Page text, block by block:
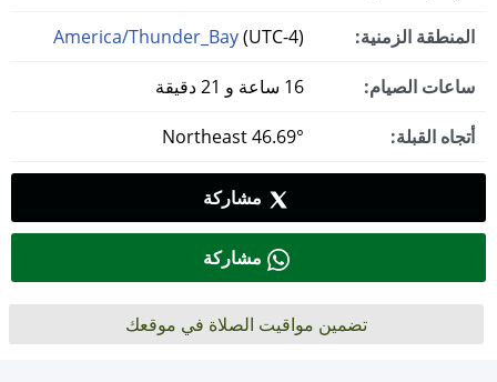
المنطقة الزمنية: America/Thunder_Bay(UTC-4)
ساعات الصيام:
أتجاه القبلة:
مشاركة
مشاركة
تضمين مواقيت الصلاة في موقعك